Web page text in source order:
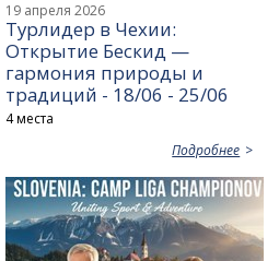
19 апреля 2026
Турлидер в Чехии:
Открытие Бескид —
гармония природы и
традиций - 18/06 - 25/06
4 места
Подробнее